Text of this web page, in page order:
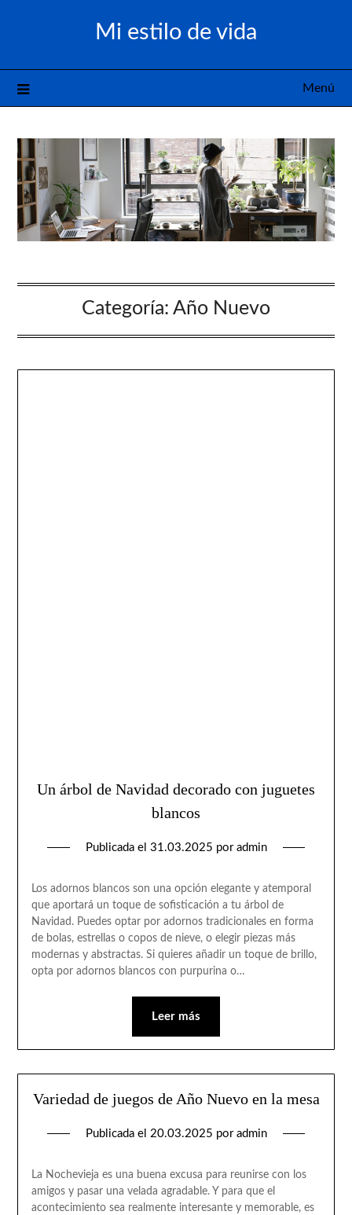
Mi estilo de vida
Menú
Categoría: Año Nuevo
Un árbol de Navidad decorado con juguetes
blancos
Publicada el 31.03.2025 por admin
Los adornos blancos son una opción elegante y atemporal
que aportará un toque de sofisticación a tu árbol de
Navidad. Puedes optar por adornos tradicionales en forma
de bolas, estrellas o copos de nieve, o elegir piezas más
modernas y abstractas. Si quieres añadir un toque de brillo,
opta por adornos blancos con purpurina o…
Leer más
Variedad de juegos de Año Nuevo en la mesa
Publicada el 20.03.2025 por admin
La Nochevieja es una buena excusa para reunirse con los
amigos y pasar una velada agradable. Y para que el
acontecimiento sea realmente interesante y memorable, es